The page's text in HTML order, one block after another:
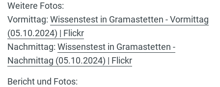
Weitere Fotos:
Vormittag: Wissenstest in Gramastetten - Vormittag
(05.10.2024) | Flickr
Nachmittag: Wissenstest in Gramastetten -
Nachmittag (05.10.2024) | Flickr
Bericht und Fotos: